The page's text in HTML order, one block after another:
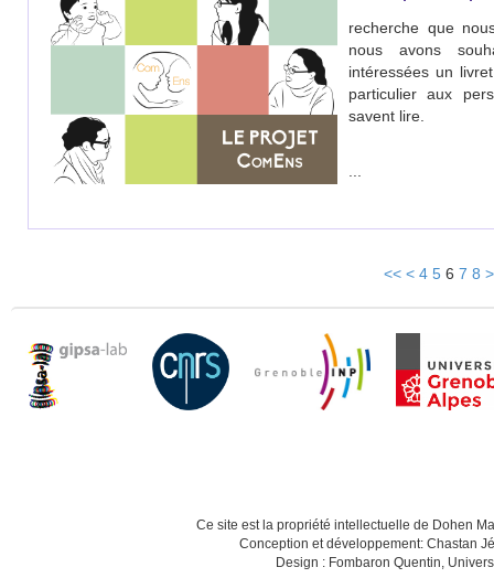
recherche que
nous avons
intéressées un
particulier aux
savent lire.
<< < 4 5 6 7 8 >
Ce site est la propriété intellectuelle de Dohen
Conception et développement: Chastan
Design : Fombaron Quentin,